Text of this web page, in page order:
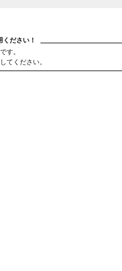
ださい！
す。
てください。